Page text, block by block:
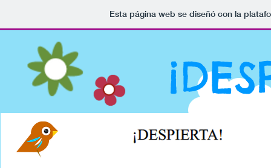
Esta página web se diseñó con la